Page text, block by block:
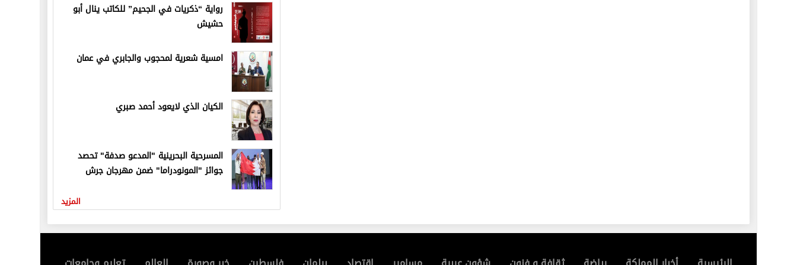
رواية “ذكريات في الجحيم” للكاتب ينال أبو
حشيش
امسية شعرية لمحجوب والجابري في عمان
الكيان الذي لايعود أحمد صبري
المسرحية البحرينية "المدعو صدفة" تحصد
جوائز "المونودراما" ضمن مهرجان جرش
المزيد